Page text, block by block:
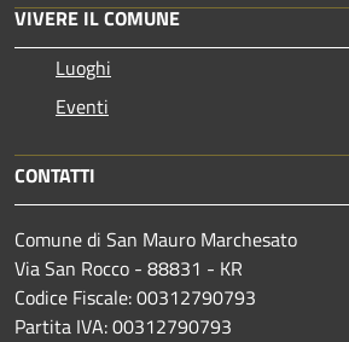
VIVERE IL COMUNE
Luoghi
Eventi
CONTATTI
Comune di San Mauro Marchesato
Via San Rocco - 88831 - KR
Codice Fiscale: 00312790793
Partita IVA: 00312790793